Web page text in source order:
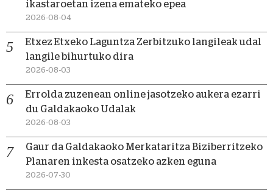
ikastaroetan izena emateko epea
2026-08-04
Etxez Etxeko Laguntza Zerbitzuko langileak udal
langile bihurtuko dira
2026-08-03
Errolda zuzenean online jasotzeko aukera ezarri
du Galdakaoko Udalak
2026-08-03
Gaur da Galdakaoko Merkataritza Biziberritzeko
Planaren inkesta osatzeko azken eguna
2026-07-30